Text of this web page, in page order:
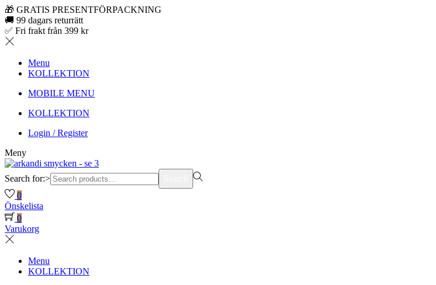
🎁 GRATIS PRESENTFÖRPACKNING
🚚 99 dagars returrätt
✅ Fri frakt från 399 kr
Menu
KOLLEKTION
MOBILE MENU
KOLLEKTION
Login / Register
Meny
Search for:>
0
Önskelista
0
Varukorg
Menu
KOLLEKTION